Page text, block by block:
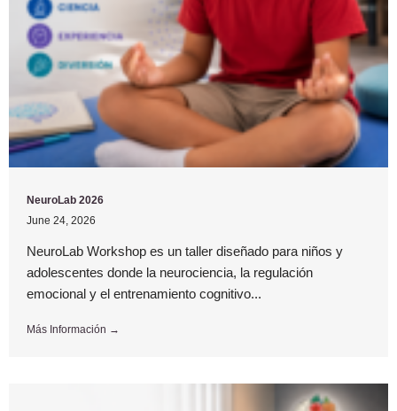
NeuroLab 2026
June 24, 2026
NeuroLab Workshop es un taller diseñado para niños y
adolescentes donde la neurociencia, la regulación
emocional y el entrenamiento cognitivo...
Más Información →